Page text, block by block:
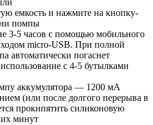
емкость и нажмите на кнопку-
помпы
3-5 часов с помощью мобильного
micro-USB. При полной
автоматически погаснет
с 4-5 бутылками
аккумулятора — 1200 мА
(или после долгого перерыва в
прокипятить силиконовую
минут